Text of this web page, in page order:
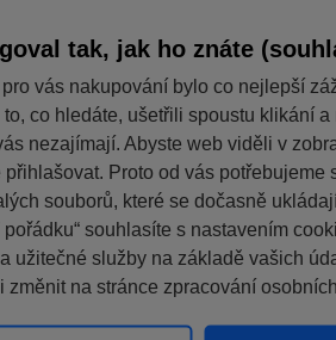
tak, jak ho znáte
vás nakupování bylo co nejlepší
co hledáte, ušetřili spoustu klikání
nezajímají. Abyste web viděli v
Proto od vás potřebujeme
souborů, které se dočasně
pořádku“ souhlasíte s nastavením
užitečné služby na základě vašich
změnit na stránce zpracování